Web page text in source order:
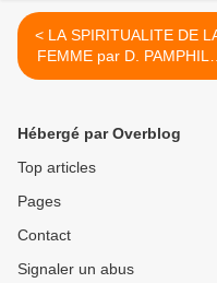
< LA SPIRITUALITE DE LA
FEMME par D. PAMPHILE
(cliquer sur le titre)
Hébergé par Overblog
Top articles
Pages
Contact
Signaler un abus